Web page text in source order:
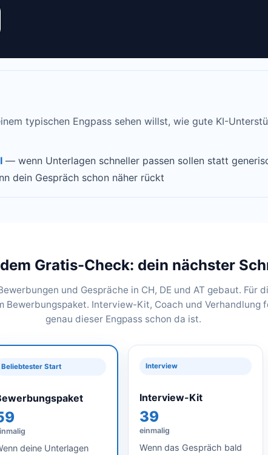
typischen Engpass sehen willst, wie gute KI-
— wenn Unterlagen schneller passen sollen statt
dein Gespräch schon näher rückt
Gratis-Check: dein nächster
und Gespräche in CH, DE und AT gebaut. Für
Bewerbungspaket. Interview-Kit, Coach und Verhandlung
genau dieser Engpass schon da ist.
Beliebtester Start
deine Unterlagen
Interview
Interview-Kit
39
einmalig
Wenn das Gespräch bald